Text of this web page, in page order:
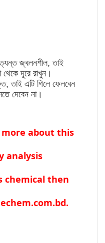
জ্বলনশীল, তাই
দূরে রাখুন।
তাই এটি গিলে ফেলবেন
দেবেন না।
about this
analysis
chemical then